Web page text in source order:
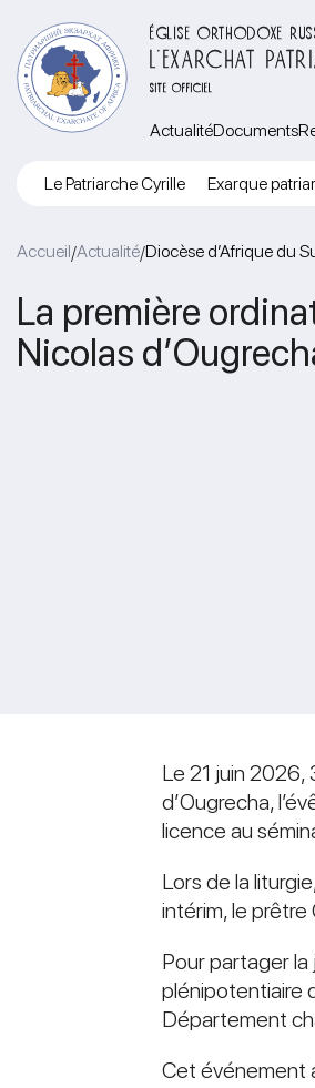
ÉGLISE ORTHODOXE
L’EXARCHAT
SITE OFFICIEL
ActualitéDocuments
Le Patriarche Cyrille Exarque
Accueil/Actualité/Diocèse d’Afrique du
La première
Nicolas
Le 21 juin
d’Ougrecha,
licence au
Lors de la
intérim, le prêtre
Pour partager
plénipotentiaire
Département
Cet événement